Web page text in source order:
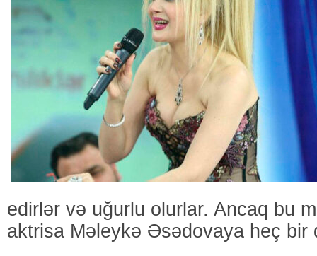
edirlər və uğurlu olurlar. Ancaq bu
aktrisa Məleykə Əsədovaya heç bir